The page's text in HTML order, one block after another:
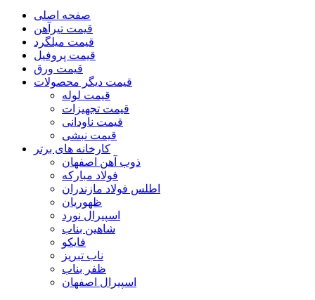
صفحه اصلی
قیمت تیرآهن
قیمت میلگرد
قیمت پروفیل
قیمت ورق
قیمت دیگر محصولات
قیمت لوله
قیمت تجهیزات
قیمت ناودانی
قیمت نبشی
کارخانه های برتر
ذوب آهن اصفهان
فولاد مبارکه
اطلس فولاد مازندران
ظهوریان
اسپیرال نورد
شاهین بناب
فایکو
ناب تبریز
ظفر بناب
اسپیرال اصفهان